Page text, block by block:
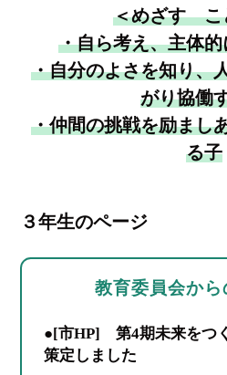
＜めざす こ
・自ら考え、主体
・自分のよさを知り、
がり協働
・仲間の挑戦を励まし
る子
３年生のページ
教育委員会か
●[市HP] 第4期未来をつ
策定しました